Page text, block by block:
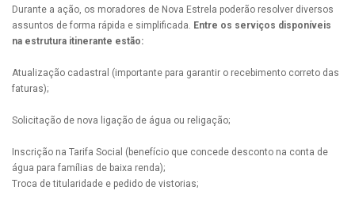
Durante a ação, os moradores de Nova Estrela poderão resolver diversos
assuntos de forma rápida e simplificada. Entre os serviços disponíveis
na estrutura itinerante estão:
Atualização cadastral (importante para garantir o recebimento correto das
faturas);
Solicitação de nova ligação de água ou religação;
Inscrição na Tarifa Social (benefício que concede desconto na conta de
água para famílias de baixa renda);
Troca de titularidade e pedido de vistorias;